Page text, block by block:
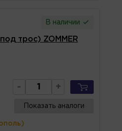
В наличии
трос) ZOMMER
- +
Показать аналоги